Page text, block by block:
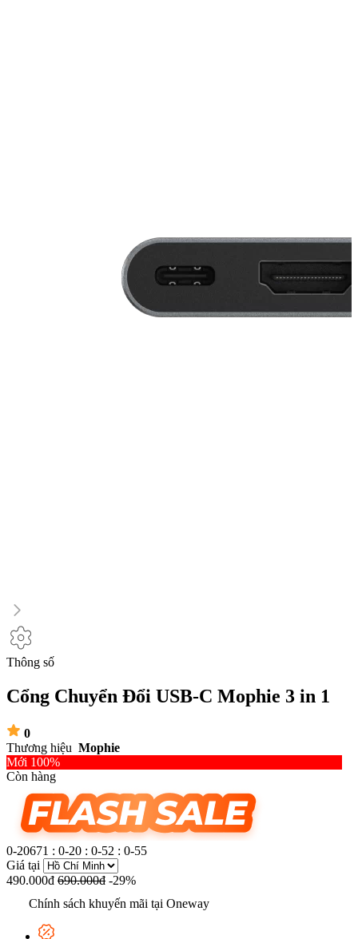
Thông số
Cổng Chuyển Đổi USB-C Mophie 3 in 1
0
Thương hiệu Mophie
Mới 100%
Còn hàng
0-20671 : 0-20 : 0-52 : 0-56
Giá tại
490.000đ 690.000đ -29%
Chính sách khuyến mãi tại Oneway